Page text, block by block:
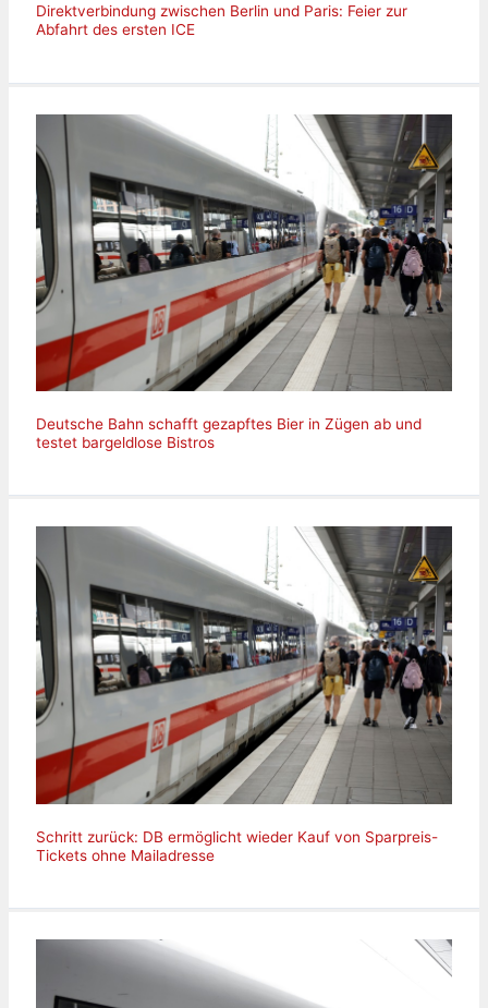
Direktverbindung zwischen Berlin und Paris: Feier zur
Abfahrt des ersten ICE
Deutsche Bahn schafft gezapftes Bier in Zügen ab und
testet bargeldlose Bistros
Schritt zurück: DB ermöglicht wieder Kauf von Sparpreis-
Tickets ohne Mailadresse